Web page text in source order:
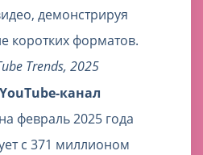
демонстрируя
коротких форматов.
Trends, 2025
канал
февраль 2025 года
с 371 миллионом